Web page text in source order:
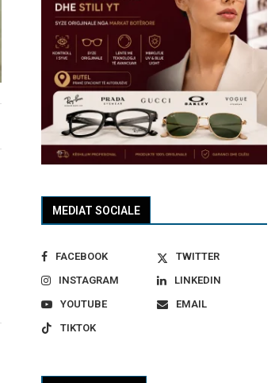
MEDIAT SOCIALE
FACEBOOK
TWITTER
INSTAGRAM
LINKEDIN
YOUTUBE
EMAIL
TIKTOK